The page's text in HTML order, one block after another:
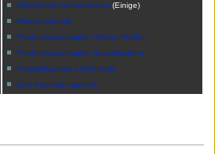
Militärischer Außenposten (Einige)
Munitionsfabrik
Produktionskomplex Mittlere Waffen
Produktionskomplex Spezialwaffen
Projektilkanonen Schmiede
Split Ausrüstungsdock